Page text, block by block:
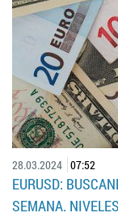
28.03.2024 07:52
EURUSD:
SEMANA.